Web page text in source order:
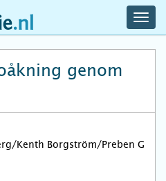
genom
Kenth Borgström/Preben G